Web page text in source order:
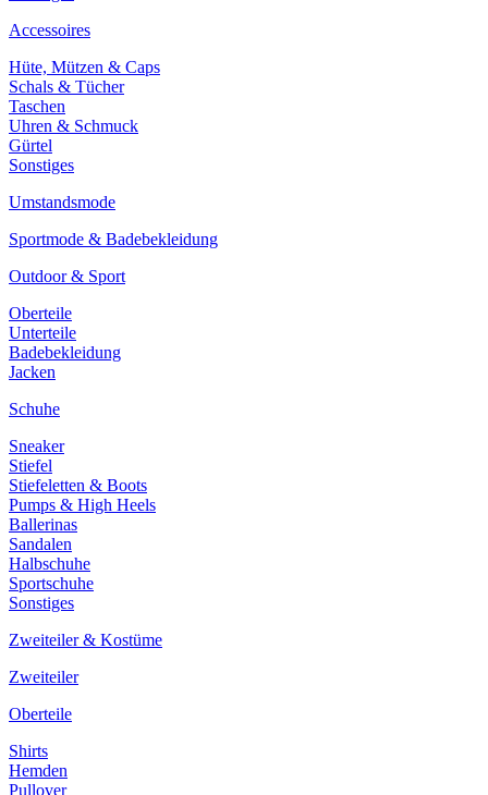
Accessoires
Hüte, Mützen & Caps
Schals & Tücher
Taschen
Uhren & Schmuck
Gürtel
Sonstiges
Umstandsmode
Sportmode & Badebekleidung
Outdoor & Sport
Oberteile
Unterteile
Badebekleidung
Jacken
Schuhe
Sneaker
Stiefel
Stiefeletten & Boots
Pumps & High Heels
Ballerinas
Sandalen
Halbschuhe
Sportschuhe
Sonstiges
Zweiteiler & Kostüme
Zweiteiler
Oberteile
Shirts
Hemden
Pullover